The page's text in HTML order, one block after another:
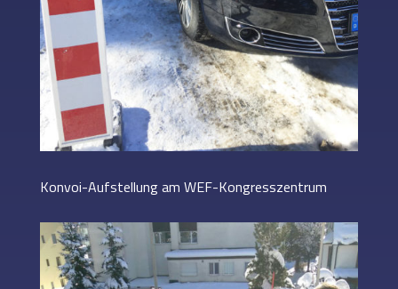
Konvoi-Aufstellung am WEF-Kongresszentrum